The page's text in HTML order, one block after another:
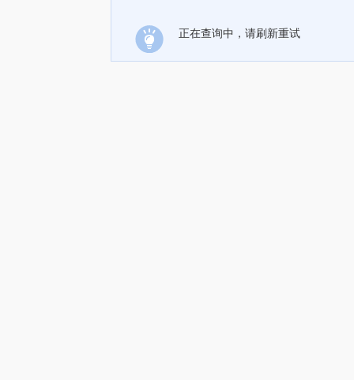
正在查询中，请刷新重试